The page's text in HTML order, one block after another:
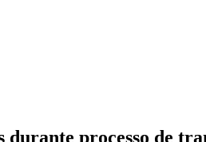
processo de